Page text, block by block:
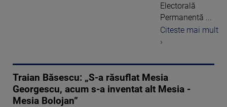
Electorală
Permanentă ...
Citeste mai mult
›
Traian Băsescu: „S-a răsuflat Mesia
Georgescu, acum s-a inventat alt Mesia -
Mesia Bolojan”